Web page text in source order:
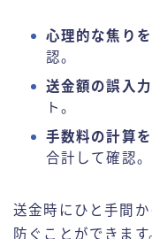
心理的な焦り
認。
送金額の誤入
ト。
手数料の計算
合計して確認。
送金時にひと手間
防ぐことができます